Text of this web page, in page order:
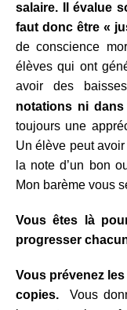
salaire.
Il évalue
faut donc être «
de conscience
élèves qui ont
avoir des
notations nidans
toujours une
Un élève peut
la note d’un bon
Mon barème vous
Vous êtes là
progresser
Vous prévenez
copies.
Vous